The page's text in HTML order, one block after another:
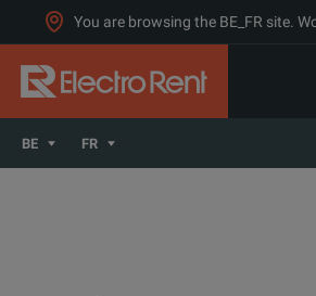
You are browsing the BE_FR site.
BE FR